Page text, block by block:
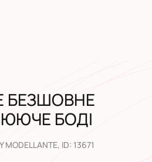
БЕЗШОВНЕ
БОДІ
MODELLANTE, ID: 13671